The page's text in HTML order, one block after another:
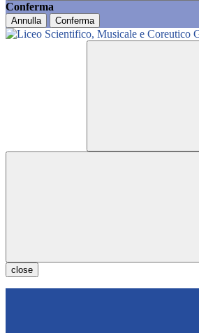
Conferma
Annulla Conferma
close